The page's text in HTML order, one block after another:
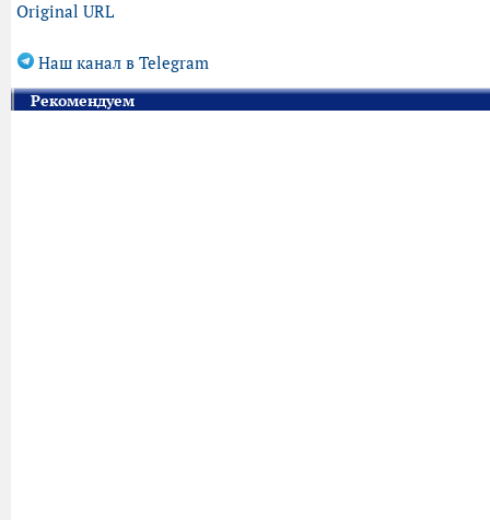
Original URL
Наш канал в Telegram
Рекомендуем